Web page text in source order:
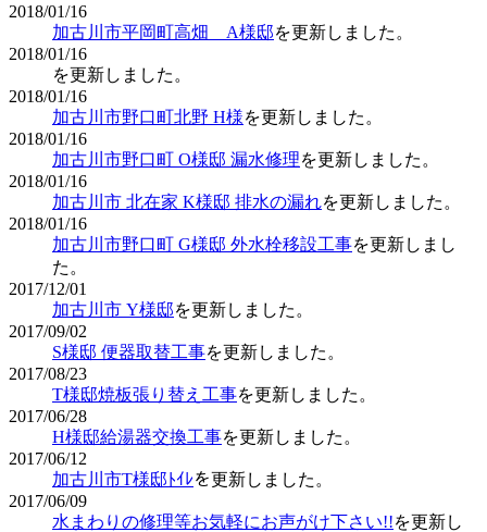
2018/01/16
加古川市平岡町高畑 A様邸を更新しました。
2018/01/16
を更新しました。
2018/01/16
加古川市野口町北野 H様を更新しました。
2018/01/16
加古川市野口町 O様邸 漏水修理を更新しました。
2018/01/16
加古川市 北在家 K様邸 排水の漏れを更新しました。
2018/01/16
加古川市野口町 G様邸 外水栓移設工事を更新しまし
た。
2017/12/01
加古川市 Y様邸を更新しました。
2017/09/02
S様邸 便器取替工事を更新しました。
2017/08/23
T様邸焼板張り替え工事を更新しました。
2017/06/28
H様邸給湯器交換工事を更新しました。
2017/06/12
加古川市T様邸ﾄｲﾚを更新しました。
2017/06/09
水まわりの修理等お気軽にお声がけ下さい!!を更新し